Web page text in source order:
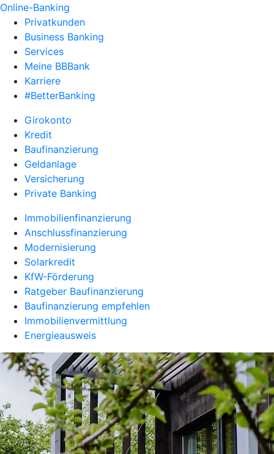
Online-Banking
Privatkunden
Business Banking
Services
Meine BBBank
Karriere
#BetterBanking
Girokonto
Kredit
Baufinanzierung
Geldanlage
Versicherung
Private Banking
Immobilienfinanzierung
Anschlussfinanzierung
Modernisierung
Solarkredit
KfW-Förderung
Ratgeber Baufinanzierung
Baufinanzierung empfehlen
Immobilienvermittlung
Energieausweis